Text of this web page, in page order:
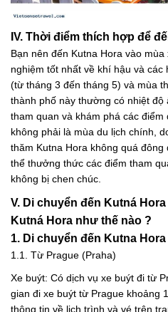
IV. Thời điểm thích hợp để
Bạn nên đến Kutna Hora vào
nghiệm tốt nhất về khí hậu và các
(từ tháng 3 đến tháng 5) và mùa
thành phố này thường có nhiệt
tham quan và khám phá các
không phải là mùa du lịch chính,
thăm Kutna Hora không quá
thể thưởng thức các điểm tham
không bị chen chúc.
V. Di chuyển đến Kutná
Kutná Hora như thế nào ?
1. Di chuyển đến Kutna Hora
1.1. Từ Prague (Praha)
Xe buýt: Có dịch vụ xe buýt đi từ
gian đi xe buýt từ Prague khoảng
thông tin về lịch trình và vé trên